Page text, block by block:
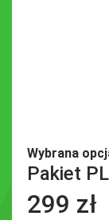
Wybrana
Pakiet
299 zł